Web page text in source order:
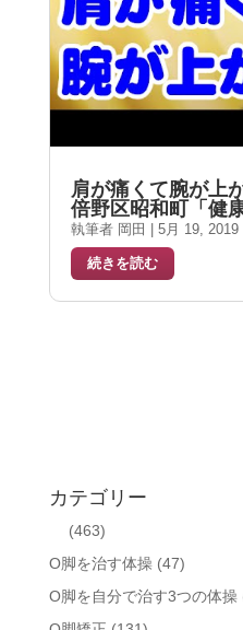
肩が痛くて腕が
倍野区昭和町「健康
執筆者 岡田 | 5月 19, 2019
続きを読む
カテゴリー
(463)
O脚を治す体操(47)
O脚を自分で治す3つの体操